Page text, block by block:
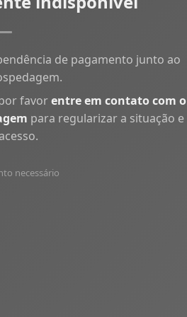
de pagamento junto ao
favorentre em contato com o
para regularizar a situação e
necessário